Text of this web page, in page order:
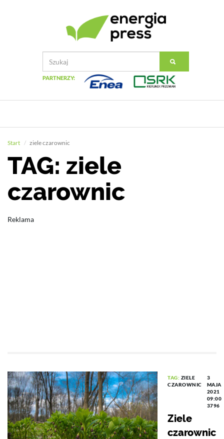
PARTNERZY:
Start ziele czarownic
TAG: ziele
czarownic
Reklama
TAG: ZIELE
CZAROWNIC
3
MAJA
2021
09:00
3796
Ziele
czarownic